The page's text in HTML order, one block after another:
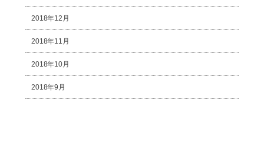
2018年12月
2018年11月
2018年10月
2018年9月